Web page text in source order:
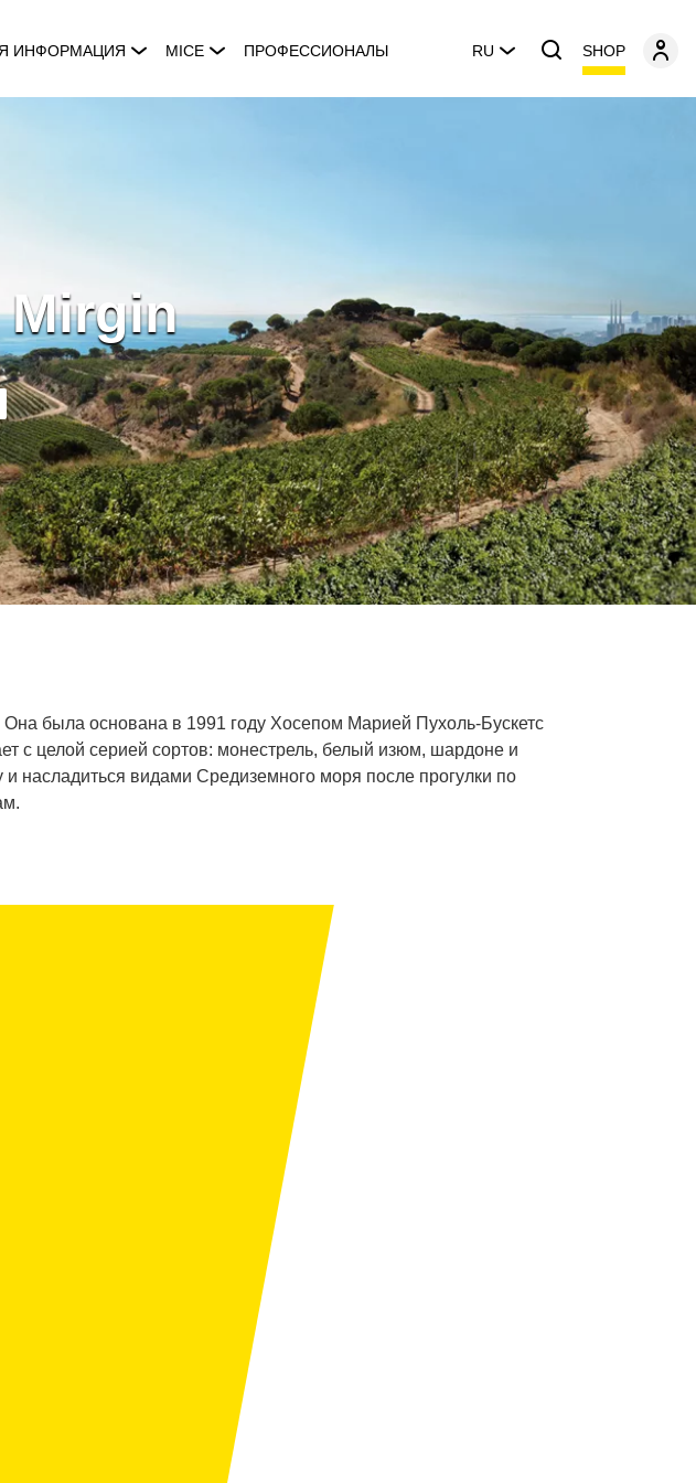
ИНФОРМАЦИЯ MICE ПРОФЕССИОНАЛЫ RU SHOP
была основана в 1991 году Хосепом Марией Пухоль-Бускетс
с целой серией сортов: монестрель, белый изюм, шардоне и
насладиться видами Средиземного моря после прогулки по